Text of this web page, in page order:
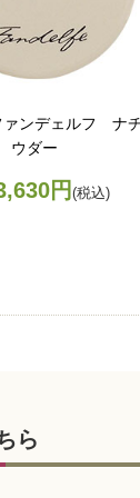
ンデェルフ ナ
ウダー
円(税込)
ら